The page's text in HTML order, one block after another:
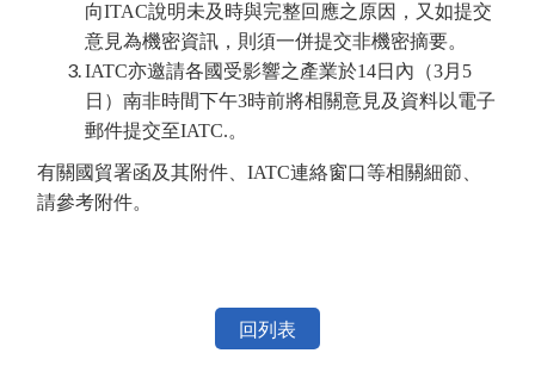
向ITAC說明未及時與完整回應之原因，又如提交
意見為機密資訊，則須一併提交非機密摘要。
IATC亦邀請各國受影響之產業於14日內（3月5
日）南非時間下午3時前將相關意見及資料以電子
郵件提交至IATC.。
有關國貿署函及其附件、IATC連絡窗口等相關細節、
請參考附件。
回列表